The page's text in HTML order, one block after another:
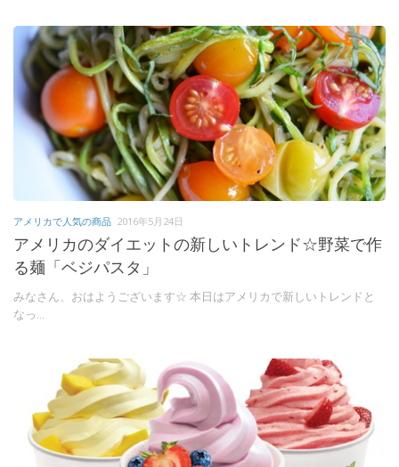
アメリカで人気の商品 2016年5月24日
アメリカのダイエットの新しいトレンド☆野菜で作
る麺「ベジパスタ」
みなさん、おはようございます☆ 本日はアメリカで新しいトレンドと
なっ...